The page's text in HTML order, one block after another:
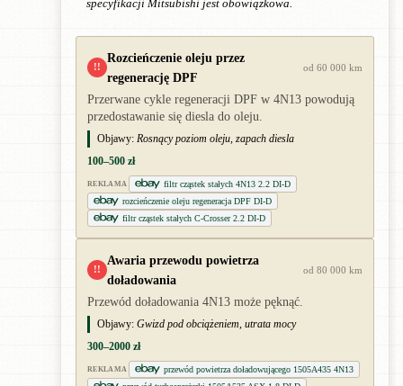
specyfikacji Mitsubishi jest obowiązkowa.
!!
Rozcieńczenie oleju przez
regenerację DPF
od 60 000 km
Przerwane cykle regeneracji DPF w 4N13 powodują
przedostawanie się diesla do oleju.
Objawy: Rosnący poziom oleju, zapach diesla
100–500 zł
REKLAMA
filtr cząstek stałych 4N13 2.2 DI-D
rozcieńczenie oleju regeneracja DPF DI-D
filtr cząstek stałych C-Crosser 2.2 DI-D
!!
Awaria przewodu powietrza
doładowania
od 80 000 km
Przewód doładowania 4N13 może pęknąć.
Objawy: Gwizd pod obciążeniem, utrata mocy
300–2000 zł
REKLAMA
przewód powietrza doładowującego 1505A435 4N13